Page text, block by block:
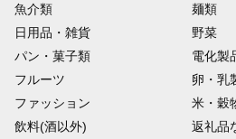
魚介類
麺類
日用品・雑貨
野菜
パン・菓子類
電化製
フルーツ
卵・乳
ファッション
米・穀
飲料(酒以外)
返礼品